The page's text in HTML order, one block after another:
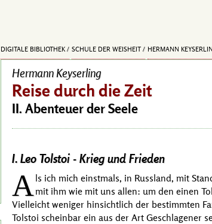
DIGITALE BIBLIOTHEK SCHULE DER WEISHEIT HERMANN
Hermann Keyserling
Reise durch die Zeit
II. Abenteuer der Seele
I. Leo Tolstoi - Krieg und Frieden
Als ich mich einstmals, in Russland, mit
mit ihm wie mit uns allen: um den einen
Vielleicht weniger hinsichtlich der bestimmten
Tolstoi scheinbar ein aus der Art Geschlagener